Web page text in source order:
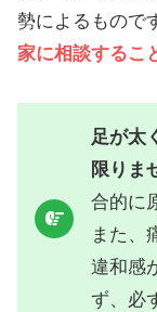
勢によるもので
家に相談するこ
足が太
限りま
合的に
また、
違和感
ず、必